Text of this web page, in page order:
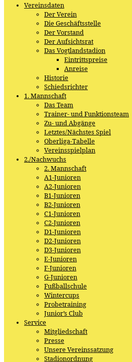
Vereinsdaten
Der Verein
Die Geschäftsstelle
Der Vorstand
Der Aufsichtsrat
Das Vogtlandstadion
Eintrittspreise
Anreise
Historie
Schiedsrichter
1. Mannschaft
Das Team
Trainer- und Funktionsteam
Zu- und Abgänge
Letztes/Nächstes Spiel
Oberliga-Tabelle
Vereinsspielplan
2./Nachwuchs
2. Mannschaft
A1-Junioren
A2-Junioren
B1-Junioren
B2-Junioren
C1-Junioren
C2-Junioren
D1-Junioren
D2-Junioren
D3-Junioren
E-Junioren
F-Junioren
G-Junioren
Fußballschule
Wintercups
Probetraining
Junior’s Club
Service
Mitgliedschaft
Presse
Unsere Vereinssatzung
Stadionordnung